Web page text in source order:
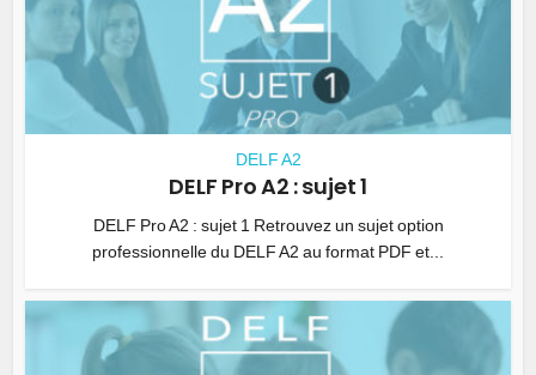
DELF A2
DELF Pro A2 : sujet 1
DELF Pro A2 : sujet 1 Retrouvez un sujet option
professionnelle du DELF A2 au format PDF et...